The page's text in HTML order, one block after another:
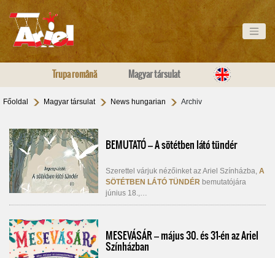
Trupa română Magyar társulat
Főoldal Magyar társulat News hungarian Archiv
BEMUTATÓ – A sötétben látó tündér
Szerettel várjuk nézőinket az Ariel Színházba, A
SÖTÉTBEN LÁTÓ TÜNDÉR bemutatójára
június 18.,…
MESEVÁSÁR – május 30. és 31-én az Ariel
Színházban